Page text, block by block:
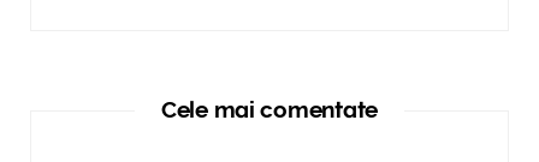
Cele mai comentate